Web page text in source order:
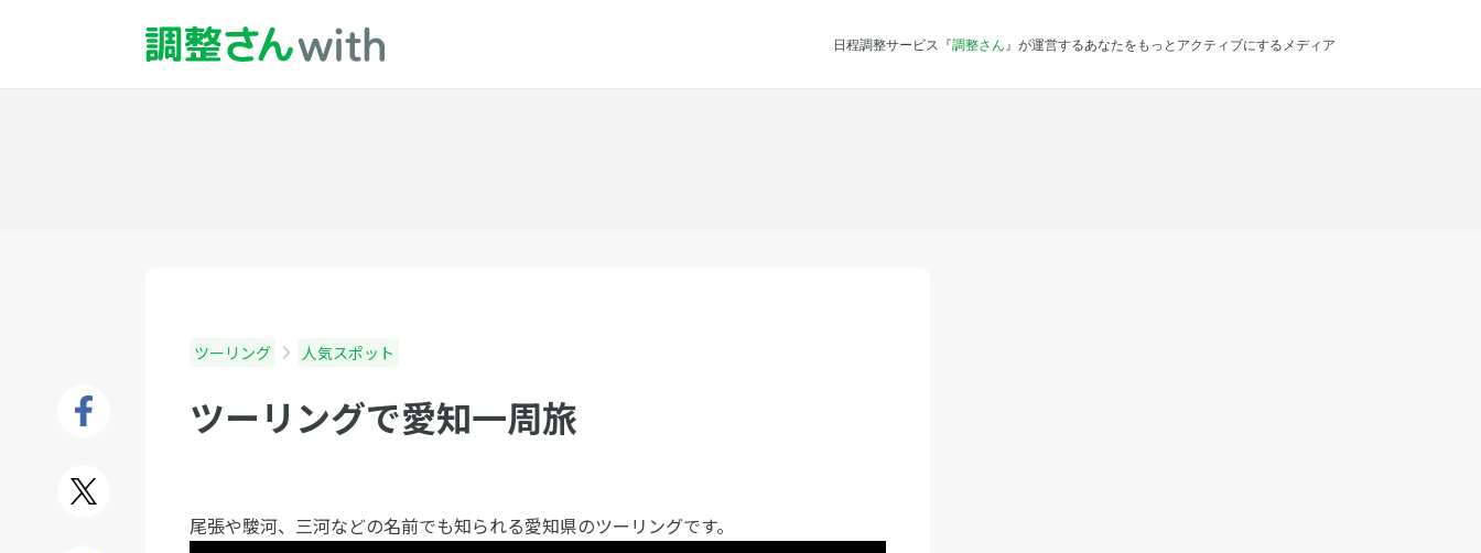
日程調整サービス『調整さん 』が運営するあなたをもっとアクティブにするメディア
ツーリング 人気スポット
ツーリングで愛知一周旅
尾張や駿河、三河などの名前でも知られる愛知県のツーリングです。